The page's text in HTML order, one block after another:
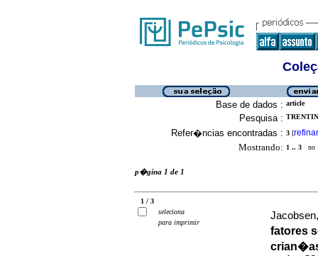
Base de dados : article
Pesquisa :
Refer�ncias encontradas : 3 [refinar
Mostrando: 1 .. 3 no
p�gina 1 de 1
1 / 3
seleciona
para imprimir
fatores